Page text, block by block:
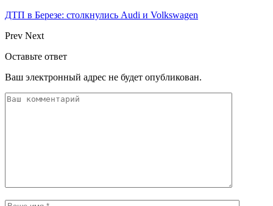
ДТП в Березе: столкнулись Audi и Volkswagen
Prev Next
Оставьте ответ
Ваш электронный адрес не будет опубликован.